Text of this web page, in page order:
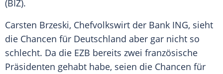
(BIZ).
Carsten Brzeski, Chefvolkswirt der Bank ING, sieht
die Chancen für Deutschland aber gar nicht so
schlecht. Da die EZB bereits zwei französische
Präsidenten gehabt habe, seien die Chancen für